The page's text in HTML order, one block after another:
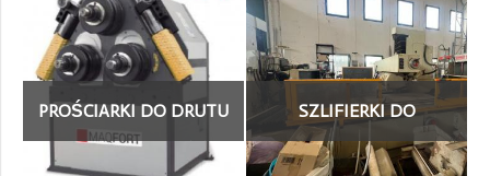
PROŚCIARKI DO DRUTU
PROSTOWARKI (19)
SZLIFIERKI DO
PŁASZCZYZN, POLERKI,